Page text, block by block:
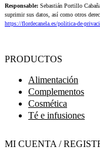
Responsable: Sebastián Portillo
suprimir sus datos, así como otros
https://flordecanela.es/politica-de-
PRODUCTOS
Alimentación
Complementos
Cosmética
Té e infusiones
MI CUENTA /